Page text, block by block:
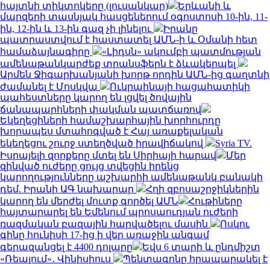
հայտնի տիկտոկերը (լուսանկար)
Երևանի և
մարզերի տասնյակ հասցեներում օգոստոսի 10-ին, 11-
ին, 12-ին և 13-ին գազ չի լինելու
Իրանը
պատրաստվում է հաստատել ԱՄՆ-ի և Օմանի հետ
համաձայնագիրը
«Լիդսն» ակումբի պատմության
ամենաթանկարժեք տրանսֆերն է ձևակերպել
Արմեն Ջիգարխանյանի խորթ որդին ԱՄՆ-ից գաղտնի
ժամանել է Մոսկվա
Ուկրաինայի հացահատիկի
պահեստները կարող են լցվել ծովային
ճանապարհների փակման պատճառով
Եկեղեցիների համաշխարհային խորհուրդը
խորապես մտահոգված է Հայ առաքելական
եկեղեցու շուրջ ստեղծված իրավիճակով
Syria TV.
Իսրայելի զորքերը մտել են Սիրիայի հարավ
Մեր
զինված ուժերը ցույց տվեցին իրենց
կարողությունները աշխարհի ամենաթանկ բանակի
դեմ. Իրանի ԱԳ նախարար
Հղի զբոսաշրջիկներին
կարող են մերժել մուտք գործել ԱՄՆ
Հութիները
հայտարարել են Եմենում պրոսաուդյան ուժերի
ռազմական բազային հարվածելու մասին
Ոսկու
գինը հունիսի 17-ից ի վեր առաջին անգամ
գերազանցել է 4400 դոլարը
Եվս 6 տարի և ընդմիշտ
«Ռեալում»․ Վինիսիուս
Պենտագոնը հրապարակել է